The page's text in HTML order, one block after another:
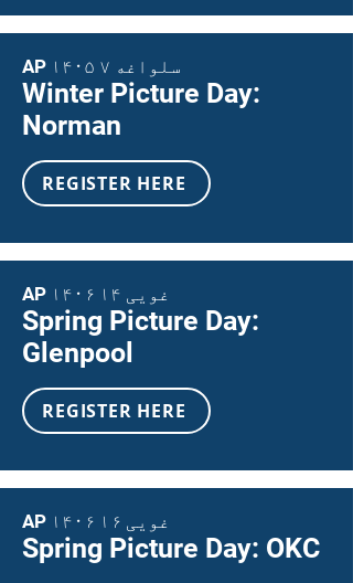
AP ۱۴۰۵ سلواغه ۷
Winter Picture Day:
Norman
REGISTER HERE
AP ۱۴۰۶ غویی ۱۴
Spring Picture Day:
Glenpool
REGISTER HERE
AP ۱۴۰۶ غویی ۱۶
Spring Picture Day: OKC